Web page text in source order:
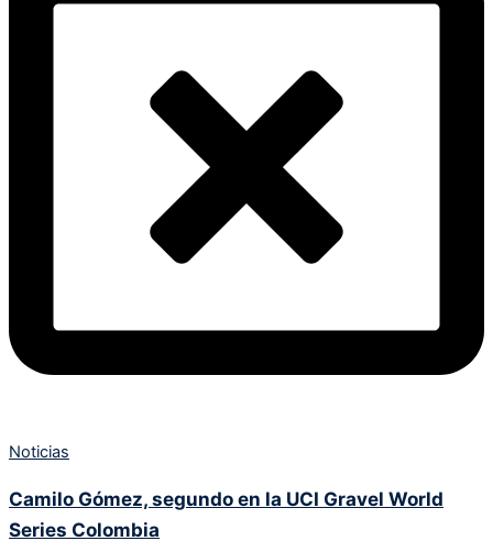
Noticias
Camilo Gómez, segundo en la UCI Gravel World
Series Colombia